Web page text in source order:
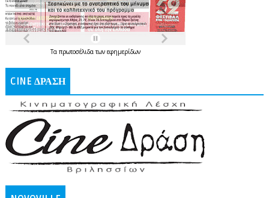
Τα πρωτοσέλιδατων εφημερίδων
CINE ΔΡΑΣΗ